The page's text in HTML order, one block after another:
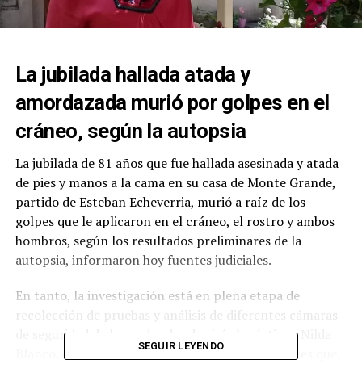
La jubilada hallada atada y
amordazada murió por golpes en el
cráneo, según la autopsia
La jubilada de 81 años que fue hallada asesinada y atada
de pies y manos a la cama en su casa de Monte Grande,
partido de Esteban Echeverria, murió a raíz de los
golpes que le aplicaron en el cráneo, el rostro y ambos
hombros, según los resultados preliminares de la
autopsia, informaron hoy fuentes judiciales.
En tanto, la investigación está en plena etapa de
recolección de pruebas y análisis de diferentes cámaras
de seguridad de la cuadra donde vivía la víctima, Nilda
Blanco, con el fin de identificar a el o los atacantes que,
SEGUIR LEYENDO